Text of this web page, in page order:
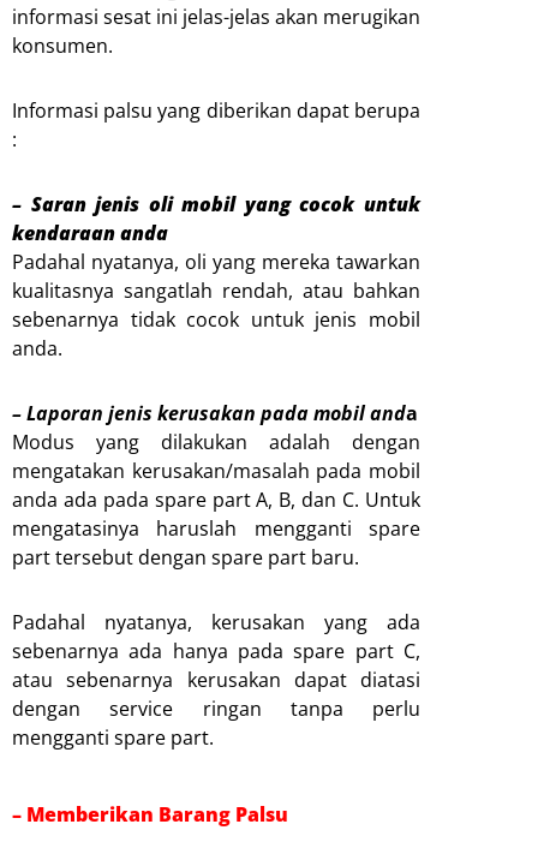
informasi sesat ini jelas-jelas akan merugikan
konsumen.
Informasi palsu yang diberikan dapat berupa
:
– Saran jenis oli mobil yang cocok untuk
kendaraan anda
Padahal nyatanya, oli yang mereka tawarkan
kualitasnya sangatlah rendah, atau bahkan
sebenarnya tidak cocok untuk jenis mobil
anda.
– Laporan jenis kerusakan pada mobil anda
Modus yang dilakukan adalah dengan
mengatakan kerusakan/masalah pada mobil
anda ada pada spare part A, B, dan C. Untuk
mengatasinya haruslah mengganti spare
part tersebut dengan spare part baru.
Padahal nyatanya, kerusakan yang ada
sebenarnya ada hanya pada spare part C,
atau sebenarnya kerusakan dapat diatasi
dengan service ringan tanpa perlu
mengganti spare part.
– Memberikan Barang Palsu